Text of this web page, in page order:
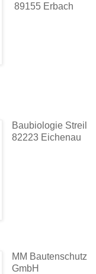
89155 Erbach
Baubiologie Streil
82223 Eichenau
MM Bautenschutz
GmbH